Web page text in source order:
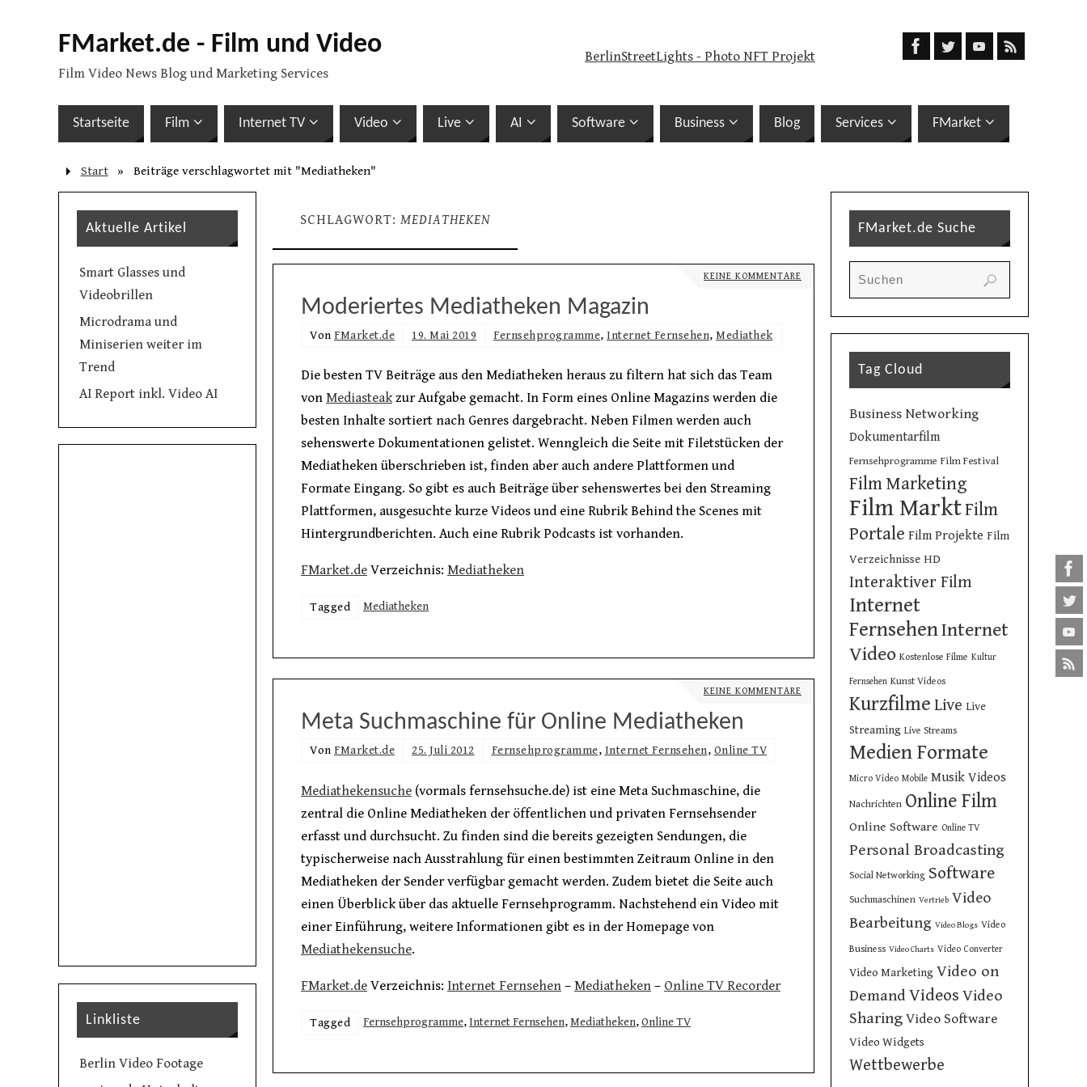
FMarket.de - Film und Video
Film Video News Blog und Marketing Services
BerlinStreetLights - Photo NFT Projekt
Startseite Film Internet TV Video Live AI Software Business Blog Services FMarket
Start » Beiträge verschlagwortet mit "Mediatheken"
SCHLAGWORT: MEDIATHEKEN
KEINE KOMMENTARE
Moderiertes Mediatheken Magazin
Von FMarket.de 19. Mai 2019 Fernsehprogramme, Internet Fernsehen, Mediathek
Die besten TV Beiträge aus den Mediatheken heraus zu filtern hat sich das Team
von Mediasteakzur Aufgabe gemacht. In Form eines Online Magazins werden die
besten Inhalte sortiert nach Genres dargebracht. Neben Filmen werden auch
sehenswerte Dokumentationen gelistet. Wenngleich die Seite mit Filetstücken der
Mediatheken überschrieben ist, finden aber auch andere Plattformen und
Formate Eingang. So gibt es auch Beiträge über sehenswertes bei den Streaming
Plattformen, ausgesuchte kurze Videos und eine Rubrik Behind the Scenes mit
Hintergrundberichten. Auch eine Rubrik Podcasts ist vorhanden.
FMarket.de Verzeichnis: Mediatheken
Tagged Mediatheken
KEINE KOMMENTARE
Meta Suchmaschine für Online Mediatheken
Von FMarket.de 25. Juli 2012 Fernsehprogramme, Internet Fernsehen, Online TV
Mediathekensuche (vormals fernsehsuche.de) ist eine Meta Suchmaschine, die
zentral die Online Mediatheken der öffentlichen und privaten Fernsehsender
erfasst und durchsucht. Zu finden sind die bereits gezeigten Sendungen, die
typischerweise nach Ausstrahlung für einen bestimmten Zeitraum Online in den
Mediatheken der Sender verfügbar gemacht werden. Zudem bietet die Seite auch
einen Überblick über das aktuelle Fernsehprogramm. Nachstehend ein Video mit
einer Einführung, weitere Informationen gibt es in der Homepage von
Mediathekensuche.
FMarket.de Verzeichnis: Internet Fernsehen – Mediatheken – Online TV Recorder
Tagged Fernsehprogramme, Internet Fernsehen,Mediatheken,Online TV
Aktuelle Artikel
Smart Glasses und
Videobrillen
Microdrama und
Miniserien weiter im
Trend
AI Report inkl. Video AI
Linkliste
Berlin Video Footage
FMarket.de Suche
Tag Cloud
Business Networking
Dokumentarfilm
Fernsehprogramme Film Festival
Film Marketing
Film MarktFilm
Portale Film Projekte Film
Verzeichnisse HD
Interaktiver Film
Internet
FernsehenInternet
Video Kostenlose Filme Kultur
Fernsehen Kunst Videos
Kurzfilme Live Live
Streaming Live Streams
Medien Formate
Micro Video Mobile Musik Videos
Nachrichten Online Film
Online Software Online TV
Personal Broadcasting
Social Networking Software
Suchmaschinen Vertrieb Video
Bearbeitung Video Blogs Video
Business Video Charts Video Converter
Video Marketing Video on
Demand Videos Video
Sharing Video Software
Video Widgets
Wettbewerbe